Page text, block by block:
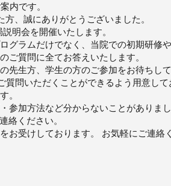
内です。
、誠にありがとうございました。
明会を開催いたします。
グラムだけでなく、当院での初期研修
ご質問に全てお答えいたします。
先生方、学生の方のご参加をお待ちして
問いただくことができるよう用意し
。
参加方法など分からないことがありま
絡ください。
お受けしております。 お気軽にご連絡